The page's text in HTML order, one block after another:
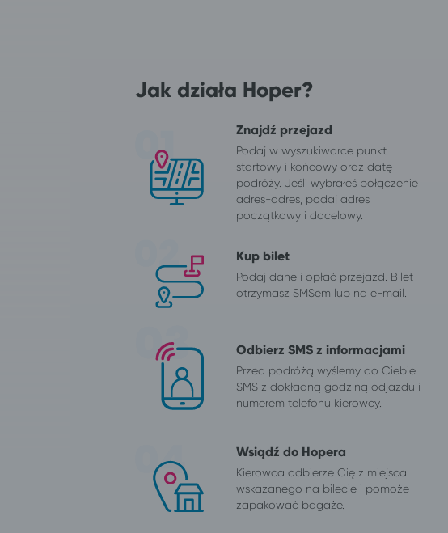
Jak działa Hoper?
Znajdź przejazd
Podaj w wyszukiwarce punkt
startowy i końcowy oraz datę
podróży. Jeśli wybrałeś połączenie
adres-adres, podaj adres
początkowy i docelowy.
Kup bilet
Podaj dane i opłać przejazd. Bilet
otrzymasz SMSem lub na e-mail.
Odbierz SMS z informacjami
Przed podróżą wyślemy do Ciebie
SMS z dokładną godziną odjazdu i
numerem telefonu kierowcy.
Wsiądź do Hopera
Kierowca odbierze Cię z miejsca
wskazanego na bilecie i pomoże
zapakować bagaże.